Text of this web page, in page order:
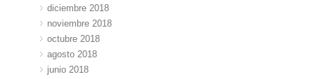
diciembre 2018
noviembre 2018
octubre 2018
agosto 2018
junio 2018